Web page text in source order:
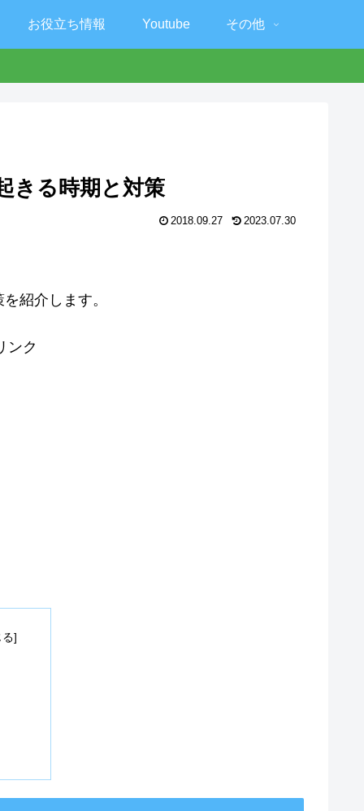
お役立ち情報 Youtube その他
きる時期と対策
2018.09.27 2023.07.30
紹介します。
ンク